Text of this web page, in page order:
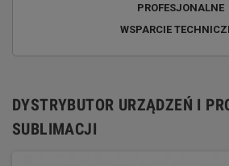
PROFESJONALNE
WSPARCIE
DYSTRYBUTOR URZĄDZEŃ I
SUBLIMACJI